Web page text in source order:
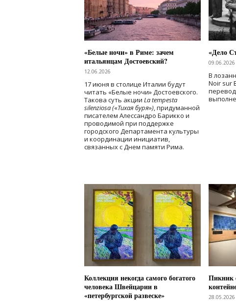
«Белые ночи» в Риме: зачем
итальянцам Достоевский?
12.06.2026
17 июня в столице Италии будут
читать «Белые ночи» Достоевского.
Такова суть акции La tempesta
silenziosa («Тихая буря»), придуманной
писателем Алессандро Барикко и
проводимой при поддержке
городского Департамента культуры
и координации инициатив,
связанных с Днем памяти Рима.
«Дело
09.06.2026
В
Noir sur
Коллекция некогда самого богатого
человека Швейцарии в
«петербургской развеске»
Пикник
28.05.2026